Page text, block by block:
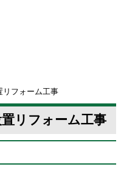
フォーム工事
リフォーム工事